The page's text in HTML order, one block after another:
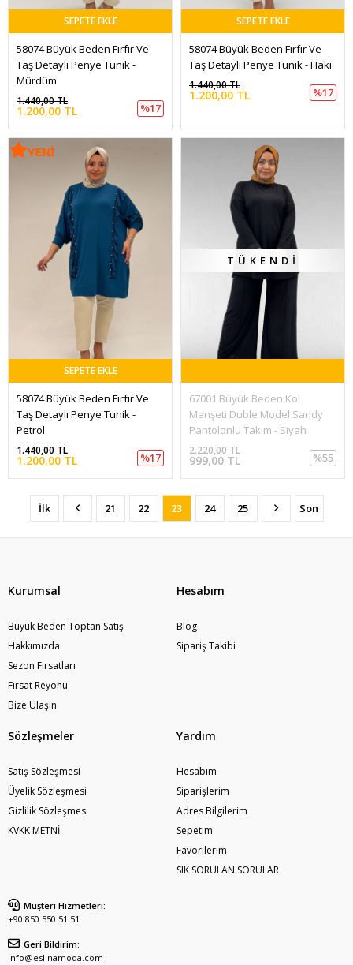
SEPETE EKLE
58074 Büyük Beden Fırfır Ve
Taş Detaylı Penye Tunik -
Mürdüm
1.200,00 TL
1.440,00 TL
%17
SEPETE EKLE
58074 Büyük Beden Fırfır Ve
Taş Detaylı Penye Tunik - Haki
1.200,00 TL
1.440,00 TL
%17
SEPETE EKLE
58074 Büyük Beden Fırfır Ve
Taş Detaylı Penye Tunik -
Petrol
1.200,00 TL
1.440,00 TL
%17
TÜKENDI
67001 Büyük Beden Kol
Manşeti Duble Model Sandy
Pantolonlu Takım - Siyah
999,00 TL
2.220,00 TL
%55
İlk 21 22 23 24 25 Son
Kurumsal
Büyük Beden Toptan Satış
Hakkımızda
Sezon Fırsatları
Fırsat Reyonu
Bize Ulaşın
Hesabım
Blog
Sipariş Takibi
Sözleşmeler
Satış Sözleşmesi
Üyelik Sözleşmesi
Gizlilik Sözleşmesi
KVKK METNİ
Yardım
Hesabım
Siparişlerim
Adres Bilgilerim
Sepetim
Favorilerim
SIK SORULAN SORULAR
Müşteri Hizmetleri:
+90 850 550 51 51
Geri Bildirim:
info@eslinamoda.com